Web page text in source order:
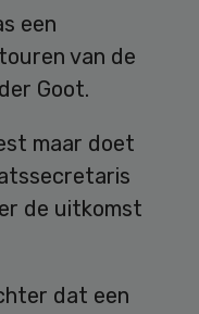
een
van de
Goot.
maar doet
de uitkomst
dat een